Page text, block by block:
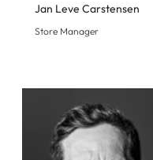
Jan Leve Carstensen
Store Manager